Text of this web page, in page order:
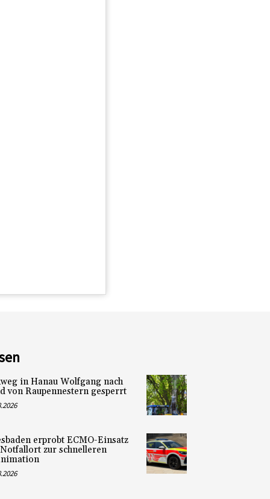
in Hanau Wolfgang nach
von Raupennestern gesperrt
erprobt ECMO-Einsatz
zur schnelleren